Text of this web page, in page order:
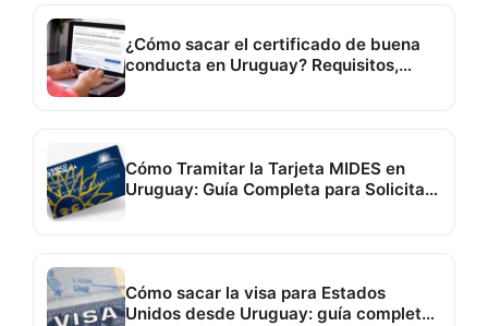
¿Cómo sacar el certificado de buena
conducta en Uruguay? Requisitos,
Cómo Tramitar la Tarjeta MIDES en
Uruguay: Guía Completa para Solicitar
Cómo sacar la visa para Estados
Unidos desde Uruguay: guía completa